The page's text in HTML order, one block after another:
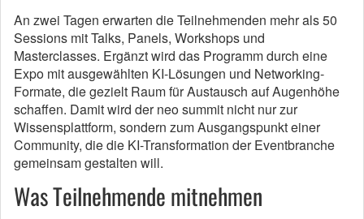
An zwei Tagen erwarten die Teilnehmenden mehr als 50
Sessions mit Talks, Panels, Workshops und
Masterclasses. Ergänzt wird das Programm durch eine
Expo mit ausgewählten KI-Lösungen und Networking-
Formate, die gezielt Raum für Austausch auf Augenhöhe
schaffen. Damit wird der neo summit nicht nur zur
Wissensplattform, sondern zum Ausgangspunkt einer
Community, die die KI-Transformation der Eventbranche
gemeinsam gestalten will.
Was Teilnehmende mitnehmen